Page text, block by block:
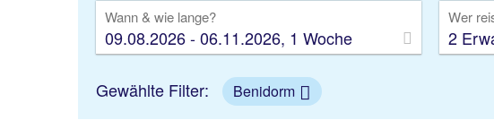
Wann & wie lange?
09.08.2026 - 06.11.2026, 1 Woche
Wer
2
Gewählte Filter: Benidorm